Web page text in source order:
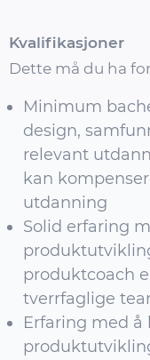
Kvalifikasjoner
Dette må du ha
Minimum
design,
relevant
kan
utdanning
Solid erfaring
produktcoach
tverrfaglige
Erfaring med å